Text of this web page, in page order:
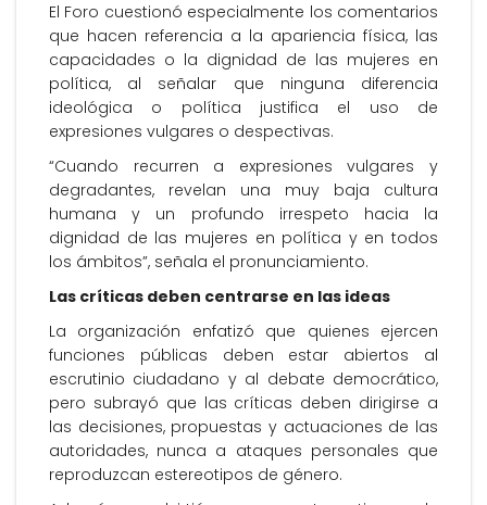
El Foro cuestionó especialmente los comentarios
que hacen referencia a la apariencia física, las
capacidades o la dignidad de las mujeres en
política, al señalar que ninguna diferencia
ideológica o política justifica el uso de
expresiones vulgares o despectivas.
“Cuando recurren a expresiones vulgares y
degradantes, revelan una muy baja cultura
humana y un profundo irrespeto hacia la
dignidad de las mujeres en política y en todos
los ámbitos”, señala el pronunciamiento.
Las críticas deben centrarse en las ideas
La organización enfatizó que quienes ejercen
funciones públicas deben estar abiertos al
escrutinio ciudadano y al debate democrático,
pero subrayó que las críticas deben dirigirse a
las decisiones, propuestas y actuaciones de las
autoridades, nunca a ataques personales que
reproduzcan estereotipos de género.